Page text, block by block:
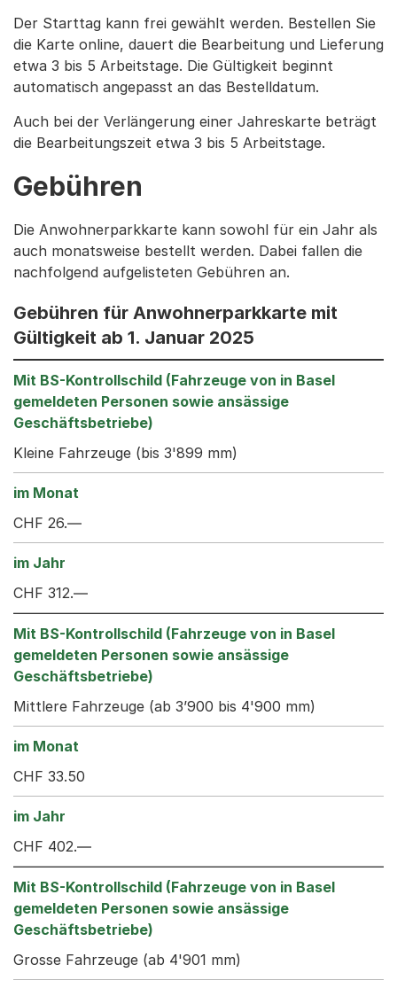
Der Starttag kann frei gewählt werden. Bestellen Sie
die Karte online, dauert die Bearbeitung und Lieferung
etwa 3 bis 5 Arbeitstage. Die Gültigkeit beginnt
automatisch angepasst an das Bestelldatum.
Auch bei der Verlängerung einer Jahreskarte beträgt
die Bearbeitungszeit etwa 3 bis 5 Arbeitstage.
Gebühren
Die Anwohnerparkkarte kann sowohl für ein Jahr als
auch monatsweise bestellt werden. Dabei fallen die
nachfolgend aufgelisteten Gebühren an.
Gebühren für Anwohnerparkkarte mit
Gültigkeit ab 1. Januar 2025
Kleine Fahrzeuge (bis 3'899 mm)
CHF 26.—
CHF 312.—
Mittlere Fahrzeuge (ab 3’900 bis 4'900 mm)
CHF 33.50
CHF 402.—
Grosse Fahrzeuge (ab 4'901 mm)